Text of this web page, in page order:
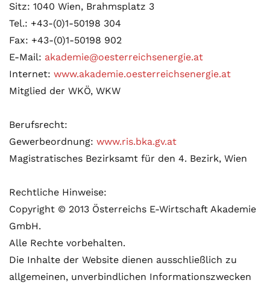
Sitz: 1040 Wien, Brahmsplatz 3
Tel.: +43-(0)1-50198 304
Fax: +43-(0)1-50198 902
E-Mail: akademie@oesterreichsenergie.at
Internet: www.akademie.oesterreichsenergie.at
Mitglied der WKÖ, WKW
Berufsrecht:
Gewerbeordnung: www.ris.bka.gv.at
Magistratisches Bezirksamt für den 4. Bezirk, Wien
Rechtliche Hinweise:
Copyright © 2013 Österreichs E-Wirtschaft Akademie
GmbH.
Alle Rechte vorbehalten.
Die Inhalte der Website dienen ausschließlich zu
allgemeinen, unverbindlichen Informationszwecken